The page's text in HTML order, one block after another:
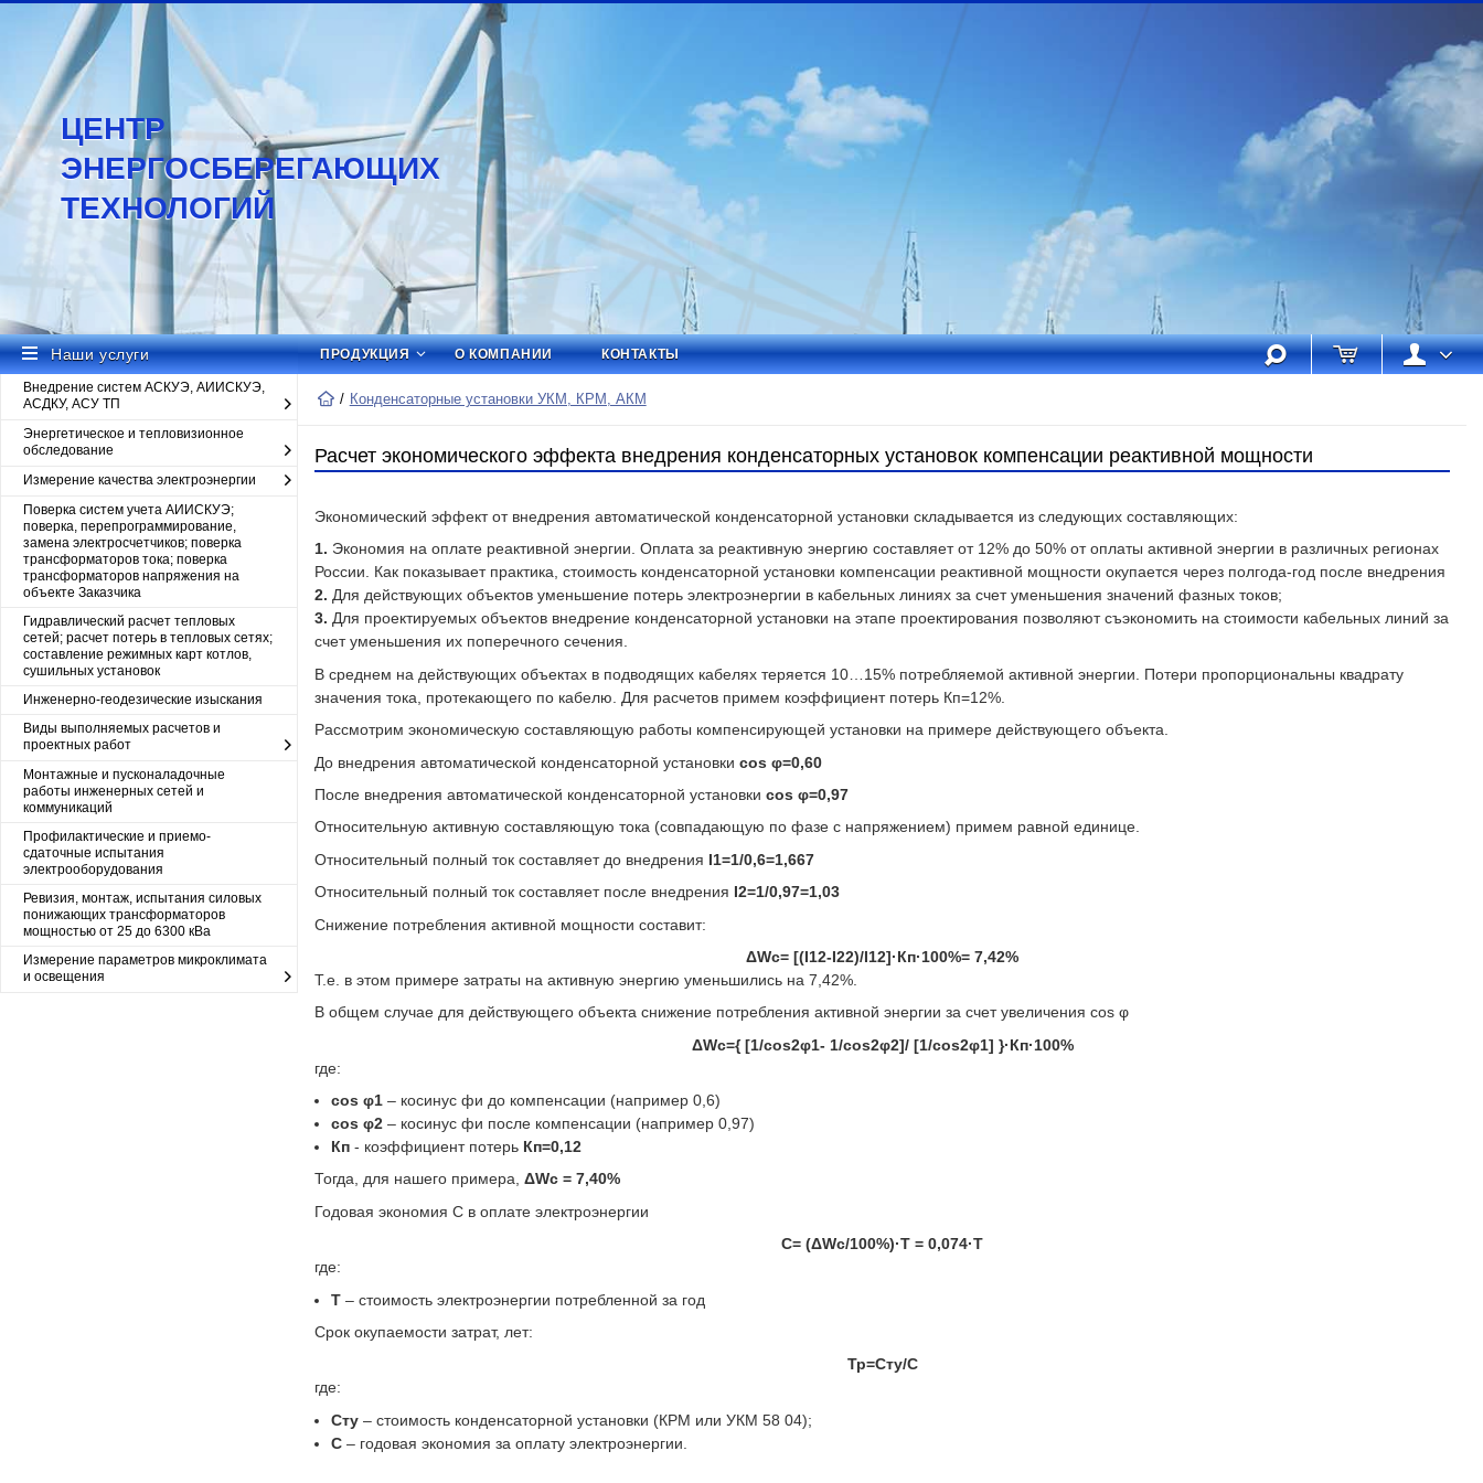
ЦЕНТР
ЭНЕРГОСБЕРЕГАЮЩИХ
ТЕХНОЛОГИЙ
Наши услуги ПРОДУКЦИЯ О КОМПАНИИ КОНТАКТЫ
Внедрение систем АСКУЭ, АИИСКУЭ,
АСДКУ, АСУ ТП
Энергетическое и тепловизионное
обследование
Измерение качества электроэнергии
Поверка систем учета АИИСКУЭ;
поверка, перепрограммирование,
замена электросчетчиков; поверка
трансформаторов тока; поверка
трансформаторов напряжения на
объекте Заказчика
Гидравлический расчет тепловых
сетей; расчет потерь в тепловых сетях;
составление режимных карт котлов,
сушильных установок
Инженерно-геодезические изыскания
Виды выполняемых расчетов и
проектных работ
Монтажные и пусконаладочные
работы инженерных сетей и
коммуникаций
Профилактические и приемо-
сдаточные испытания
электрооборудования
Ревизия, монтаж, испытания силовых
понижающих трансформаторов
мощностью от 25 до 6300 кВа
Измерение параметров микроклимата
и освещения
Конденсаторные установки УКМ, КРМ, АКМ
Расчет экономического эффекта внедрения конденсаторных установок компенсации реактивной мощности
Экономический эффект от внедрения автоматической конденсаторной установки складывается из следующих составляющих:
Экономия на оплате реактивной энергии. Оплата за реактивную энергию составляет от 12% до 50% от оплаты активной энергии в различных регионах
России. Как показывает практика, стоимость конденсаторной установки компенсации реактивной мощности окупается через полгода-год после внедрения
Для действующих объектов уменьшение потерь электроэнергии в кабельных линиях за счет уменьшения значений фазных токов;
Для проектируемых объектов внедрение конденсаторной установки на этапе проектирования позволяют съэкономить на стоимости кабельных линий за
счет уменьшения их поперечного сечения.
В среднем на действующих объектах в подводящих кабелях теряется 10…15% потребляемой активной энергии. Потери пропорциональны квадрату
значения тока, протекающего по кабелю. Для расчетов примем коэффициент потерь Кп=12%.
Рассмотрим экономическую составляющую работы компенсирующей установки на примере действующего объекта.
До внедрения автоматической конденсаторной установки cos φ=0,60
После внедрения автоматической конденсаторной установки cos φ=0,97
Относительную активную составляющую тока (совпадающую по фазе с напряжением) примем равной единице.
Относительный полный ток составляет до внедрения I1=1/0,6=1,667
Относительный полный ток составляет после внедрения I2=1/0,97=1,03
Снижение потребления активной мощности составит:
ΔWc= [(I12-I22)/I12]·Кп·100%= 7,42%
Т.е. в этом примере затраты на активную энергию уменьшились на 7,42%.
В общем случае для действующего объекта снижение потребления активной энергии за счет увеличения cos φ
ΔWc={ [1/cos2φ1- 1/cos2φ2]/ [1/cos2φ1] }·Кп·100%
где:
cos φ1 – косинус фи до компенсации (например 0,6)
cos φ2 – косинус фи после компенсации (например 0,97)
Кп - коэффициент потерь Кп=0,12
Тогда, для нашего примера, ΔWc = 7,40%
Годовая экономия C в оплате электроэнергии
С= (ΔWc/100%)·T = 0,074·Т
где:
Т – стоимость электроэнергии потребленной за год
Срок окупаемости затрат, лет:
Тр=Сту/С
где:
Сту – стоимость конденсаторной установки (КРМ или УКМ 58 04);
С – годовая экономия за оплату электроэнергии.